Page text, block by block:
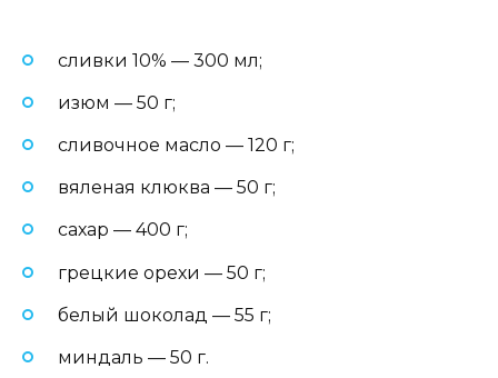
сливки 10% — 300 мл;
изюм — 50 г;
сливочное масло — 120 г;
вяленая клюква — 50 г;
сахар — 400 г;
грецкие орехи — 50 г;
белый шоколад — 55 г;
миндаль — 50 г.